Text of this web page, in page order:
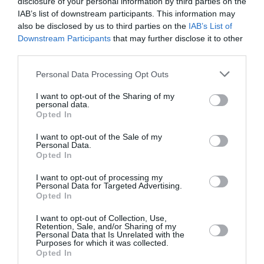
IAB’s list of downstream participants. This information may
also be disclosed by us to third parties on the IAB’s List of
Downstream Participants that may further disclose it to other
Personal Data Processing Opt Outs
I want to opt-out of the Sharing of my
personal data.
Opted In
I want to opt-out of the Sale of my
Personal Data.
Opted In
I want to opt-out of processing my
Personal Data for Targeted Advertising.
Opted In
I want to opt-out of Collection, Use,
Retention, Sale, and/or Sharing of my
Personal Data that Is Unrelated with the
Purposes for which it was collected.
Opted In
Următorul articol
VIDEO/ William Brînză comparat cu un zeu
al diasporei: “Armonia românilor de peste
graniţe este capodopera lui”
AȚI PUTEA DORI DE
ASEMENEA